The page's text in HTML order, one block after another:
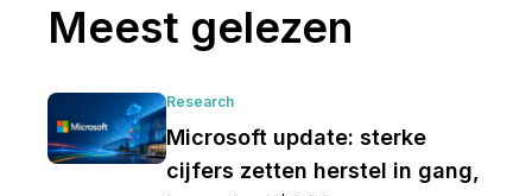
Meest gelezen
Research
Microsoft update: sterke
cijfers zetten herstel in gang,